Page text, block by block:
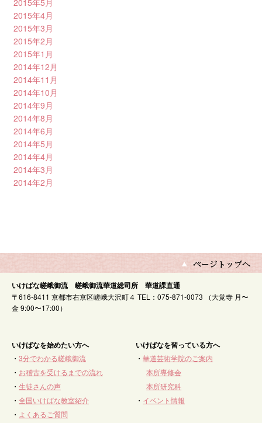
2015年5月
2015年4月
2015年3月
2015年2月
2015年1月
2014年12月
2014年11月
2014年10月
2014年9月
2014年8月
2014年6月
2014年5月
2014年4月
2014年3月
2014年2月
いけばな嵯峨御流 嵯峨御流華道総司所 華道課直通
〒616-8411 京都市右京区嵯峨大沢町４ TEL：075-871-0073 （大覚寺 月〜
金 9:00〜17:00）
いけばなを始めたい方へ
・ 3分でわかる嵯峨御流
・ お稽古を受けるまでの流れ
・ 生徒さんの声
・ 全国いけばな教室紹介
・ よくあるご質問
いけばなを習っている方へ
・華道芸術学院のご案内
本所専修会
本所研究科
・ イベント情報